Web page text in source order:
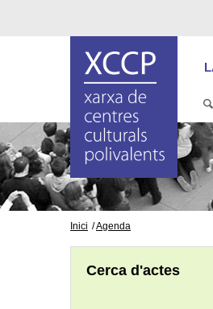
Inici Agenda
Cerca d'actes